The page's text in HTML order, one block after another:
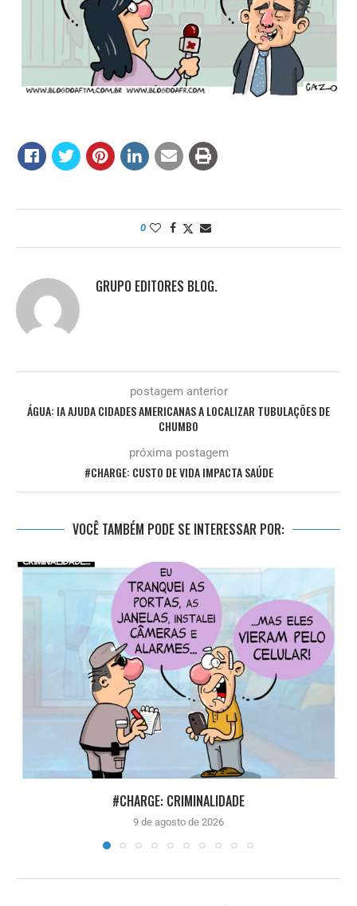
0
GRUPO EDITORES BLOG.
postagem anterior
ÁGUA: IA AJUDA CIDADES AMERICANAS A LOCALIZAR TUBULAÇÕES DE
CHUMBO
próxima postagem
#CHARGE: CUSTO DE VIDA IMPACTA SAÚDE
VOCÊ TAMBÉM PODE SE INTERESSAR POR:
#CHARGE: CRIMINALIDADE
9 de agosto de 2026